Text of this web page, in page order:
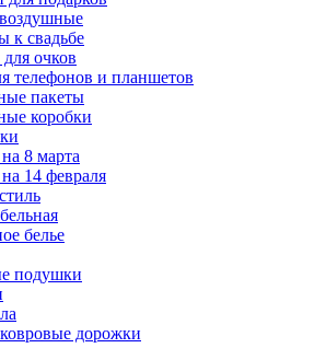
к свадьбе
очков
телефонов и планшетов
пакеты
коробки
8 марта
14 февраля
белье
подушки
дорожки